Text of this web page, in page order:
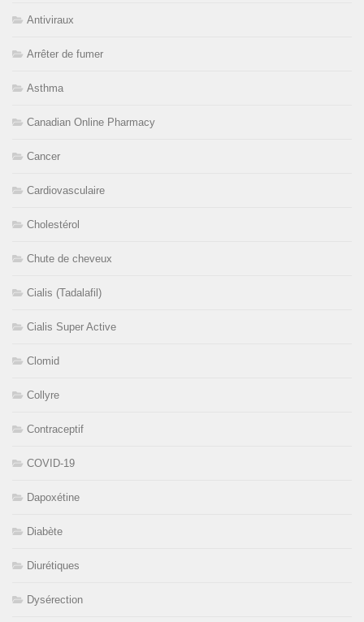
Antiviraux
Arrêter de fumer
Asthma
Canadian Online Pharmacy
Cancer
Cardiovasculaire
Cholestérol
Chute de cheveux
Cialis (Tadalafil)
Cialis Super Active
Clomid
Collyre
Contraceptif
COVID-19
Dapoxétine
Diabète
Diurétiques
Dysérection